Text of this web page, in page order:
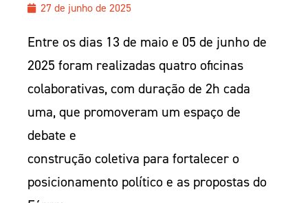
27 de junho de 2025
Entre os dias 13 de maio e 05 de junho de
2025 foram realizadas quatro oficinas
colaborativas, com duração de 2h cada
uma, que promoveram um espaço de
debate e
construção coletiva para fortalecer o
posicionamento político e as propostas do